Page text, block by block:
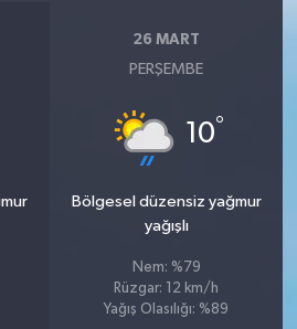
26 MART
PERŞEMBE
10°
Bölgesel düzensiz yağmur
yağışlı
Nem: %79
Rüzgar: 12 km/h
Yağış Olasılığı: %89